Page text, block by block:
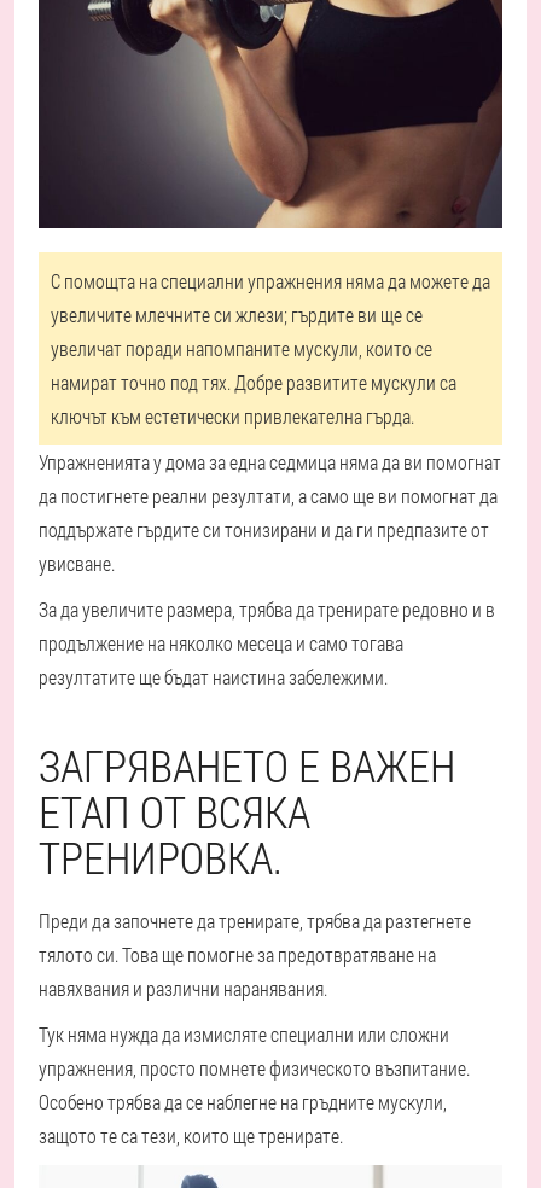
С помощта на специални упражнения няма да можете да
увеличите млечните си жлези; гърдите ви ще се
увеличат поради напомпаните мускули, които се
намират точно под тях. Добре развитите мускули са
ключът към естетически привлекателна гърда.
Упражненията у дома за една седмица няма да ви помогнат
да постигнете реални резултати, а само ще ви помогнат да
поддържате гърдите си тонизирани и да ги предпазите от
увисване.
За да увеличите размера, трябва да тренирате редовно и в
продължение на няколко месеца и само тогава
резултатите ще бъдат наистина забележими.
ЗАГРЯВАНЕТО Е ВАЖЕН
ЕТАП ОТ ВСЯКА
ТРЕНИРОВКА.
Преди да започнете да тренирате, трябва да разтегнете
тялото си. Това ще помогне за предотвратяване на
навяхвания и различни наранявания.
Тук няма нужда да измисляте специални или сложни
упражнения, просто помнете физическото възпитание.
Особено трябва да се наблегне на гръдните мускули,
защото те са тези, които ще тренирате.